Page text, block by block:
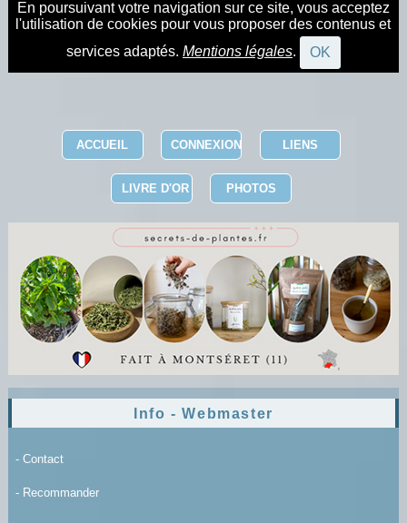
En poursuivant votre navigation sur ce site, vous acceptez
l'utilisation de cookies pour vous proposer des contenus et
services adaptés. Mentions légales. OK
ACCUEIL CONNEXION LIENS
LIVRE D'OR PHOTOS
Info - Webmaster
- Contact
- Recommander